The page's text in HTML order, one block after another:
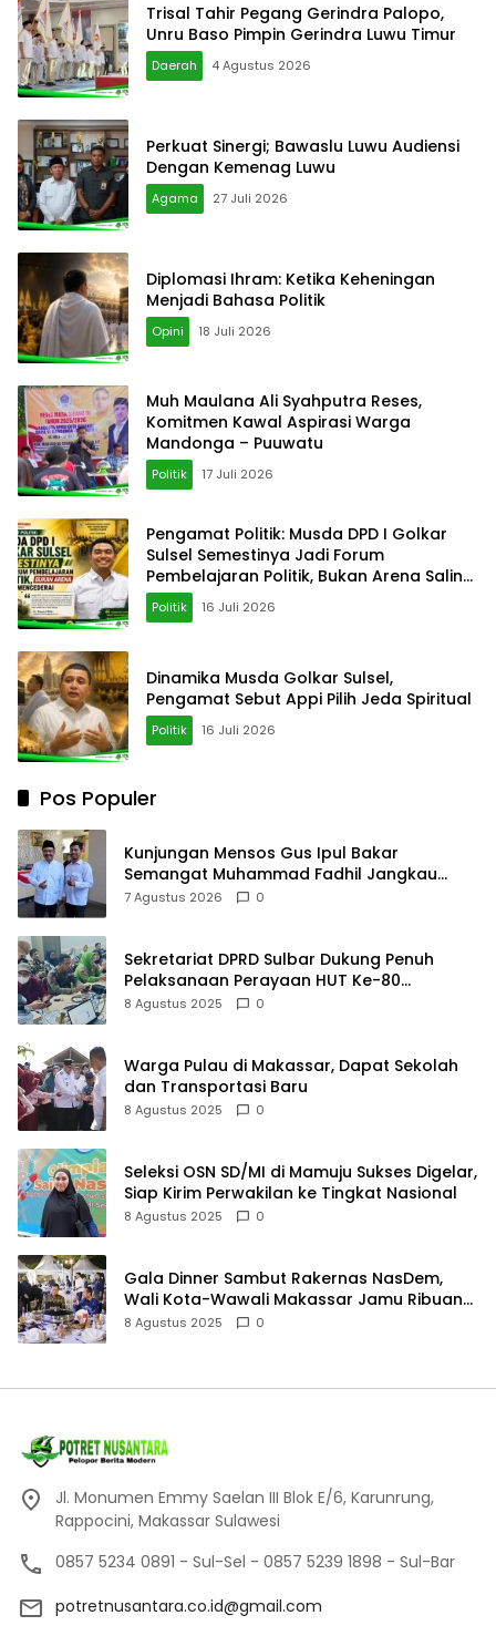
Trisal Tahir Pegang Gerindra Palopo,
Unru Baso Pimpin Gerindra Luwu Timur
Daerah 4 Agustus 2026
Perkuat Sinergi; Bawaslu Luwu Audiensi
Dengan Kemenag Luwu
Agama 27 Juli 2026
Diplomasi Ihram: Ketika Keheningan
Menjadi Bahasa Politik
Opini 18 Juli 2026
‎Muh Maulana Ali Syahputra Reses,
Komitmen Kawal Aspirasi Warga
Mandonga – Puuwatu
Politik 17 Juli 2026
Pengamat Politik: Musda DPD I Golkar
Sulsel Semestinya Jadi Forum
Pembelajaran Politik, Bukan Arena Saling
Mencederai
Politik 16 Juli 2026
Dinamika Musda Golkar Sulsel,
Pengamat Sebut Appi Pilih Jeda Spiritual
Politik 16 Juli 2026
Pos Populer
Kunjungan Mensos Gus Ipul Bakar
Semangat Muhammad Fadhil Jangkau
Anak Keluarga Sangat Kurang Mampu
7 Agustus 2026 0
Sekretariat DPRD Sulbar Dukung Penuh
Pelaksanaan Perayaan HUT Ke-80
Kemerdekaan RI
8 Agustus 2025 0
Warga Pulau di Makassar, Dapat Sekolah
dan Transportasi Baru
8 Agustus 2025 0
Seleksi OSN SD/MI di Mamuju Sukses Digelar,
Siap Kirim Perwakilan ke Tingkat Nasional
8 Agustus 2025 0
Gala Dinner Sambut Rakernas NasDem,
Wali Kota-Wawali Makassar Jamu Ribuan
Kader se-Indonesia
8 Agustus 2025 0
Jl. Monumen Emmy Saelan III Blok E/6, Karunrung,
Rappocini, Makassar Sulawesi
0857 5234 0891 - Sul-Sel - 0857 5239 1898 - Sul-Bar
potretnusantara.co.id@gmail.com